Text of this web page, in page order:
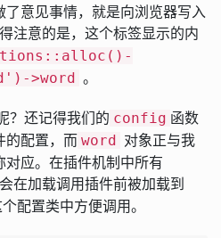
意见事情，就是向浏览器写入
注意的是，这个标签显示的内
>word 。
？还记得我们的 config 函数
的配置，而 word 对象正与我
应。在插件机制中所有
在加载调用插件前被加载到
配置类中方便调用。